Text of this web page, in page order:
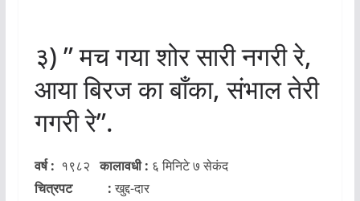
३) ” मच गया शोर सारी नगरी रे,
आया बिरज का बाँका, संभाल तेरी
गगरी रे”.
वर्ष : १९८२कालावधी : ६ मिनिटे ७ सेकंद
चित्रपट :खुद्द-दार